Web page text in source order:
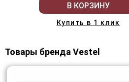
В КОРЗИНУ
Купить в 1 клик
Товары бренда Vestel